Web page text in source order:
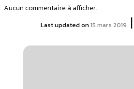
Aucun commentaire à afficher.
Last updated on15 mars 2019 |